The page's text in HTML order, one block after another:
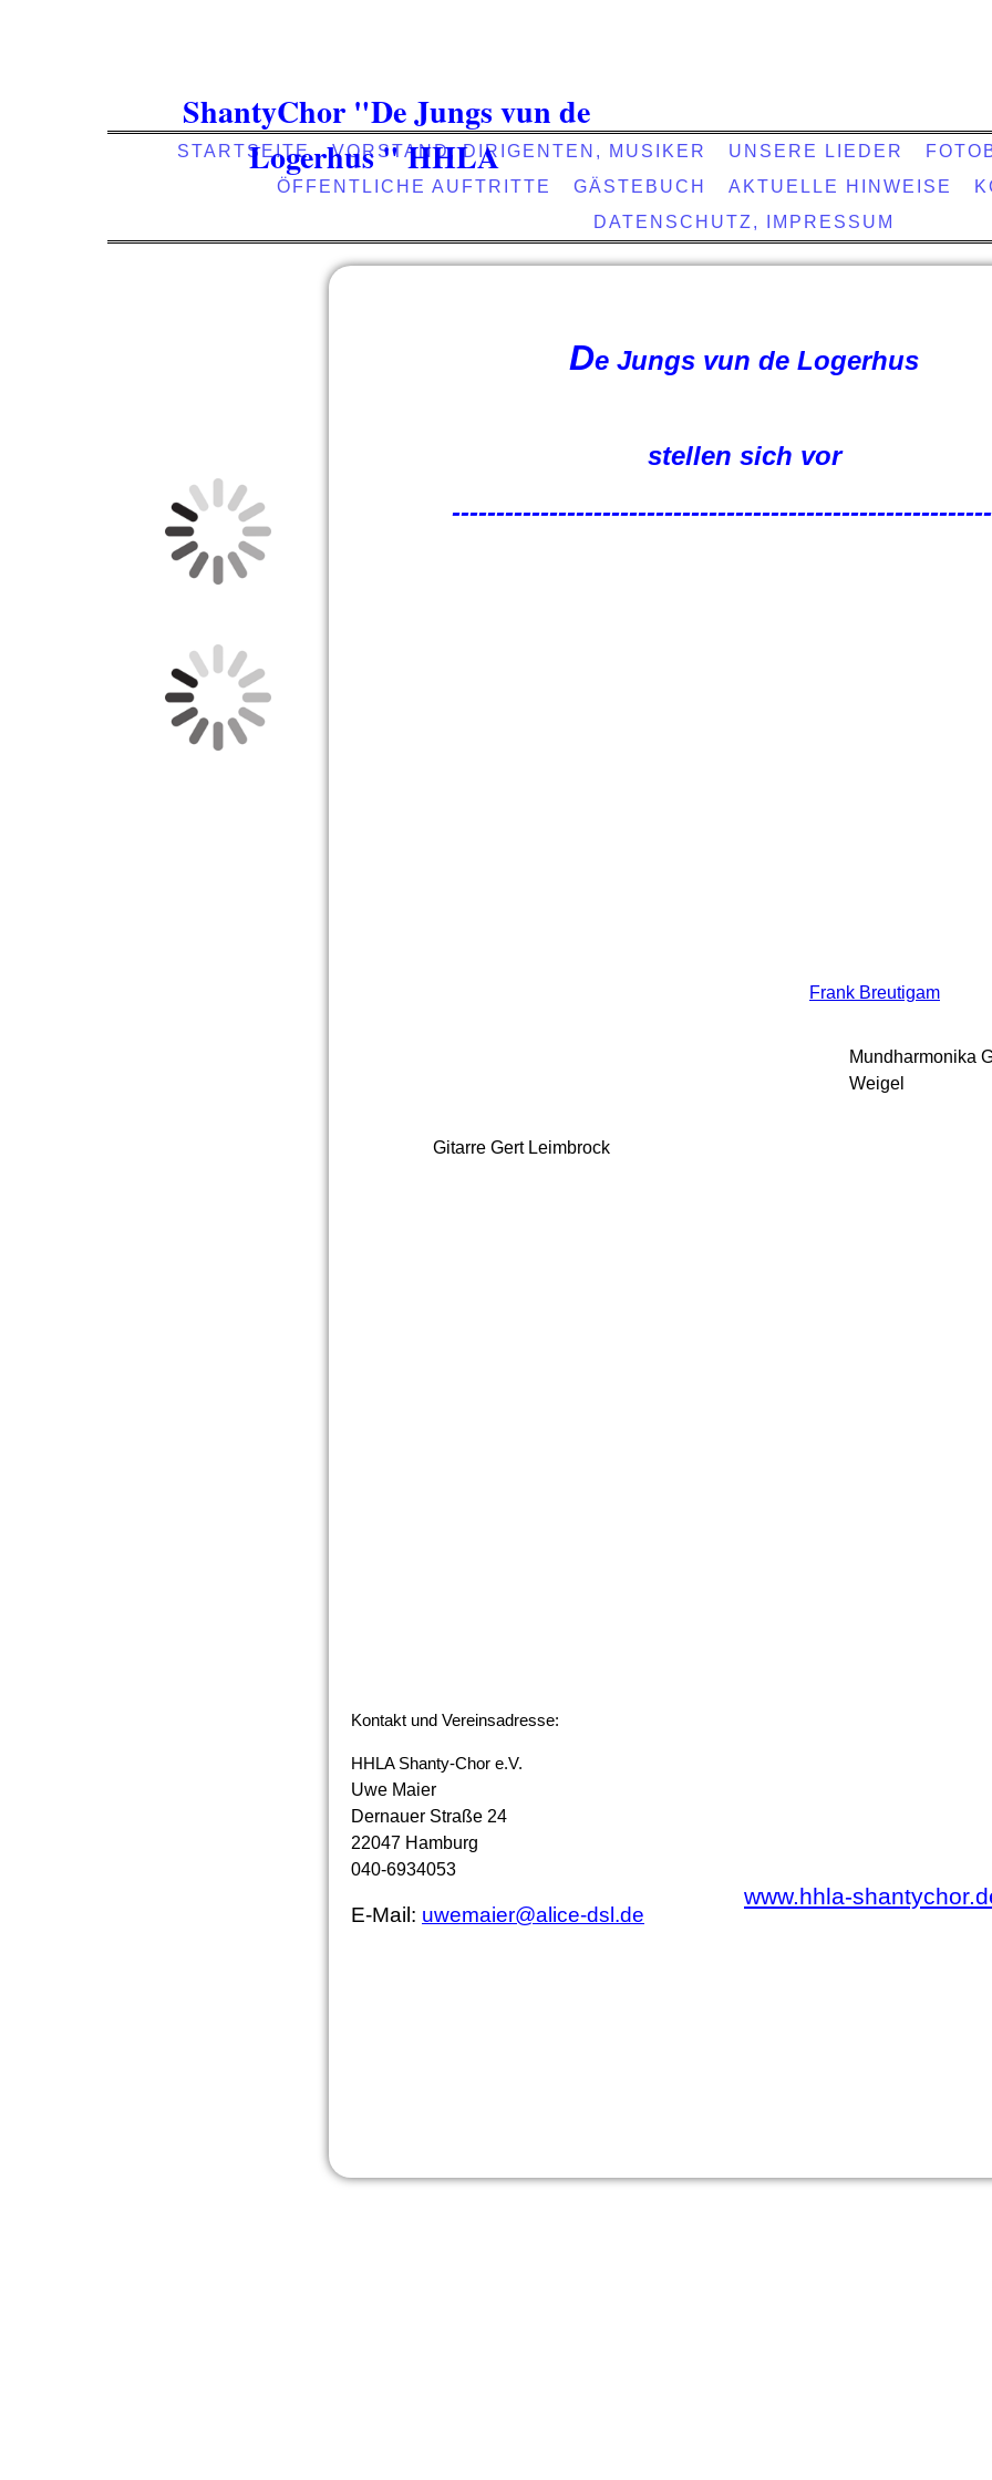
ShantyChor "De Jungs vun de
Logerhus " HHLA
STARTSEITE VORSTAND, DIRIGENTEN, MUSIKER UNSERE LIEDER
ÖFFENTLICHE AUFTRITTE
GÄSTEBUCH AKTUELLE HINWEISE
DATENSCHUTZ, IMPRESSUM
De Jungs vun de Logerhus
stellen sich vor
Frank Breutigam
Mundharmonika
Weigel
Gitarre Gert Leimbrock
Kontakt und Vereinsadresse:
HHLA Shanty-Chor e.V.
Uwe Maier
Dernauer Straße 24
22047 Hamburg
040-6934053
E-Mail: uwemaier@alice-dsl.de
www.hhla-